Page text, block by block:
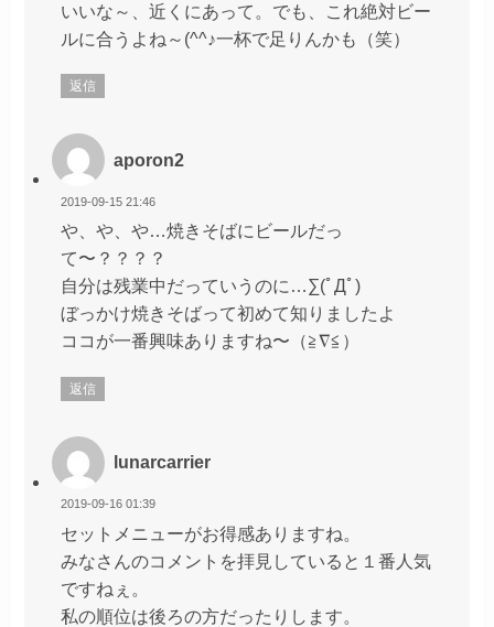
いいな～、近くにあって。でも、これ絶対ビー
ルに合うよね～(^^♪一杯で足りんかも（笑）
返信
aporon2
2019-09-15 21:46
や、や、や…焼きそばにビールだっ
て〜？？？？
自分は残業中だっていうのに…∑(ﾟДﾟ)
ぼっかけ焼きそばって初めて知りましたよ
ココが一番興味ありますね〜（≧∇≦）
返信
lunarcarrier
2019-09-16 01:39
セットメニューがお得感ありますね。
みなさんのコメントを拝見していると１番人気
ですねぇ。
私の順位は後ろの方だったりします。